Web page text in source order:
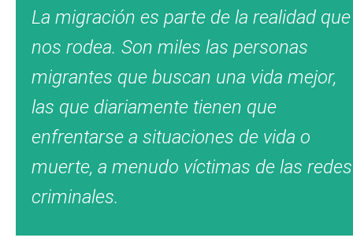
La migración es parte de la realidad que
nos rodea. Son miles las personas
migrantes que buscan una vida mejor,
las que diariamente tienen que
enfrentarse a situaciones de vida o
muerte, a menudo víctimas de las redes
criminales.